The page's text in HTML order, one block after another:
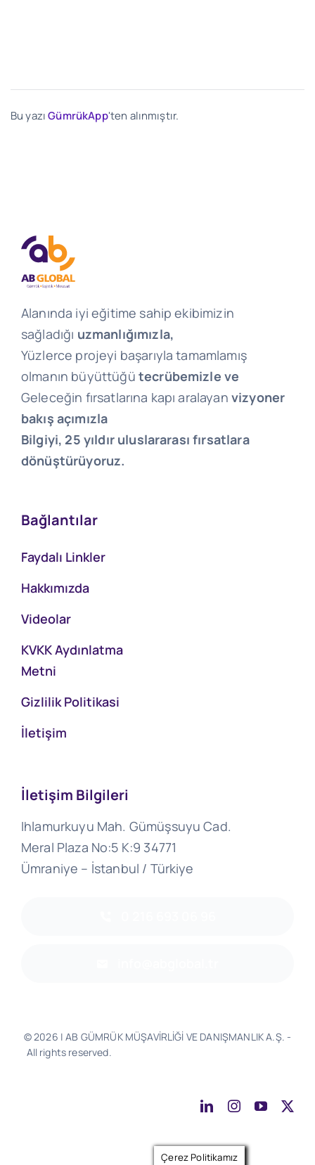
Bu yazıGümrükApp'ten alınmıştır.
Alanında iyi eğitime sahip ekibimizin
sağladığı uzmanlığımızla,
Yüzlerce projeyi başarıyla tamamlamış
olmanın büyüttüğü tecrübemizle ve
Geleceğin fırsatlarına kapı aralayan vizyoner
bakış açımızla
Bilgiyi, 25 yıldır uluslararası fırsatlara
dönüştürüyoruz.
Bağlantılar
Faydalı Linkler
Hakkımızda
Videolar
KVKK Aydınlatma
Metni
Gizlilik Politikasi
İletişim
İletişim Bilgileri
Ihlamurkuyu Mah. Gümüşsuyu Cad.
Meral Plaza No:5 K:9 34771
Ümraniye – İstanbul / Türkiye
© 2026 | AB GÜMRÜK MÜŞAVİRLİĞİ VE DANIŞMANLIK A.Ş. -
All rights reserved.
Çerez Politikamız